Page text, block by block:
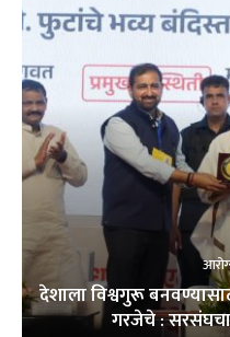
देशाला विश्वगुरू
गरजेचे :